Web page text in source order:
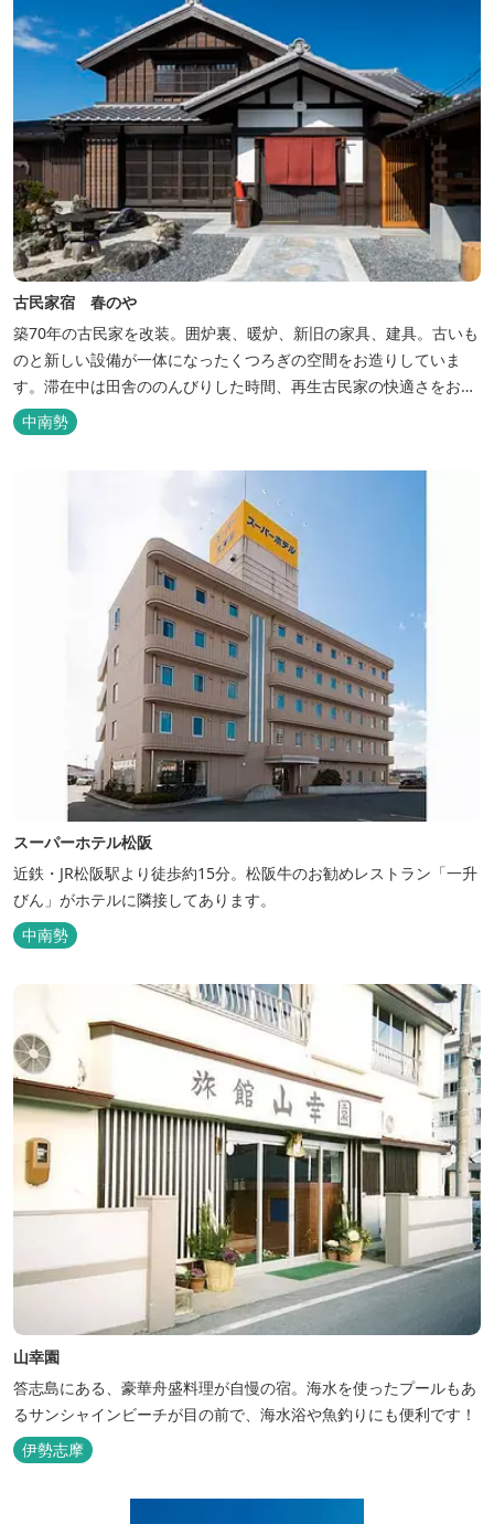
古民家宿 春のや
築70年の古民家を改装。囲炉裏、暖炉、新旧の家具、建具。古いも
のと新しい設備が一体になったくつろぎの空間をお造りしていま
す。滞在中は田舎ののんびりした時間、再生古民家の快適さをお楽
しみください。 【時間】 《 チェックイン 》 15：00～20：00の間
にお願いいたします。 《 チェックアウト 》 10：00まで 【御利用
料金】 一日一組様１棟貸し（定員５名） 一...
中南勢
スーパーホテル松阪
近鉄・JR松阪駅より徒歩約15分。松阪牛のお勧めレストラン「一升
びん」がホテルに隣接してあります。
中南勢
山幸園
答志島にある、豪華舟盛料理が自慢の宿。海水を使ったプールもあ
るサンシャインビーチが目の前で、海水浴や魚釣りにも便利です！
伊勢志摩